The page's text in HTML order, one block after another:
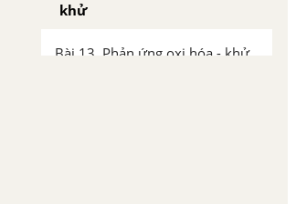
khử
Bài 13. Phản ứng oxi hóa - khử